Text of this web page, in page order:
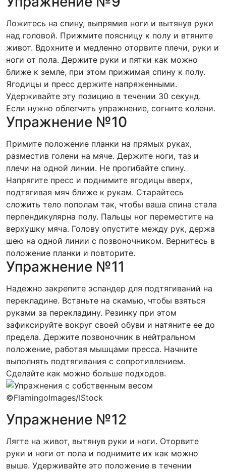
Ложитесь на спину, выпрямив ноги и вытянув руки
над головой. Прижмите поясницу к полу и втяните
живот. Вдохните и медленно оторвите плечи, руки и
ноги от пола. Держите руки и пятки как можно
ближе к земле, при этом прижимая спину к полу.
Ягодицы и пресс держите напряженными.
Удерживайте эту позицию в течении 30 секунд.
Если нужно облегчить упражнение, согните колени.
Упражнение №10
Примите положение планки на прямых руках,
разместив голени на мяче. Держите ноги, таз и
плечи на одной линии. Не прогибайте спину.
Напрягите пресс и поднимите ягодицы вверх,
подтягивая мяч ближе к рукам. Старайтесь
сложить тело пополам так, чтобы ваша спина стала
перпендикулярна полу. Пальцы ног переместите на
верхушку мяча. Голову опустите между рук, держа
шею на одной линии с позвоночником. Вернитесь в
положение планки и повторите.
Упражнение №11
Надежно закрепите эспандер для подтягиваний на
перекладине. Встаньте на скамью, чтобы взяться
руками за перекладину. Резинку при этом
зафиксируйте вокруг своей обуви и натяните ее до
предела. Держите позвоночник в нейтральном
положение, работая мышцами пресса. Начните
выполнять подтягивания с сопротивлением.
Сделайте как можно больше подходов.
©FlamingoImages/IStock
Упражнение №12
Лягте на живот, вытянув руки и ноги. Оторвите
руки и ноги от пола и поднимите их как можно
выше. Удерживайте это положение в течении